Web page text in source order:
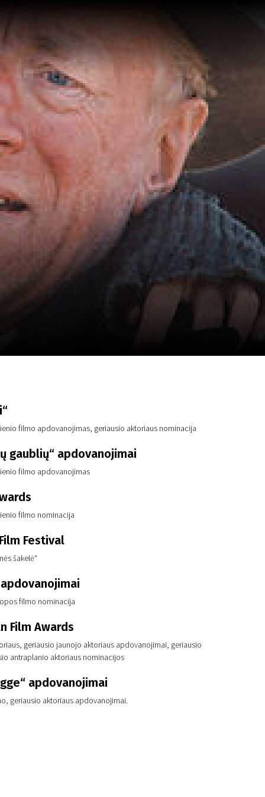
filmo apdovanojimas, geriausio aktoriaus nominacija
gaublių“ apdovanojimai
filmo apdovanojimas
filmo nominacija
Festival
šakelė“
filmo nominacija
Film Awards
geriausio jaunojo aktoriaus apdovanojimai, geriausio
antraplanio aktoriaus nominacijos
apdovanojimai
geriausio aktoriaus apdovanojimai.